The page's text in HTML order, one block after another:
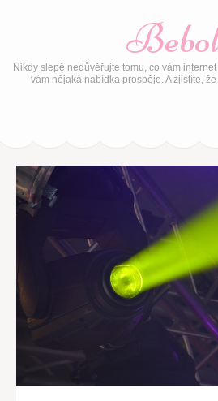
Nikdy slepě nedůvěřujte tomu, co vám
vám nějaká nabídka prospěje. A zjistíte,